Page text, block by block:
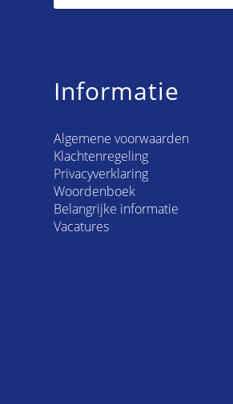
Informatie
Algemene voorwaarden
Klachtenregeling
Privacyverklaring
Woordenboek
Belangrijke informatie
Vacatures